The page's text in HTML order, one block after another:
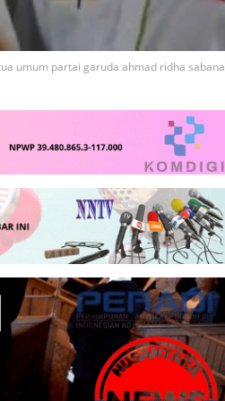
umum partai garuda ahmad ridha sabana